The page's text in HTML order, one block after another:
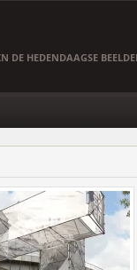
DE HEDENDAAGSE